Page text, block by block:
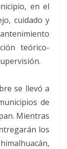
en el
cuidado y
teórico-
se llevó a
de
Mientras
los